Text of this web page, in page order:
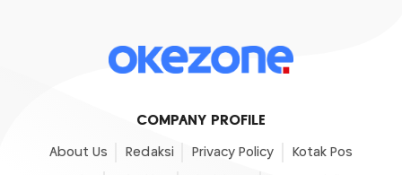
COMPANY PROFILE
About Us Redaksi Privacy Policy Kotak Pos